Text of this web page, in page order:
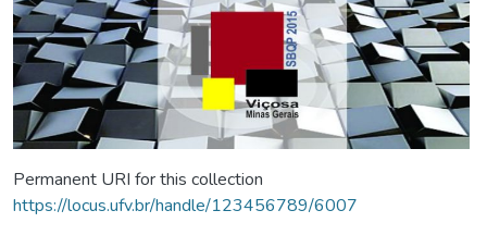
Permanent URI for this collection
https://locus.ufv.br/handle/123456789/6007